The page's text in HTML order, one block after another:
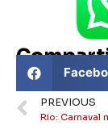
PREVIOUS